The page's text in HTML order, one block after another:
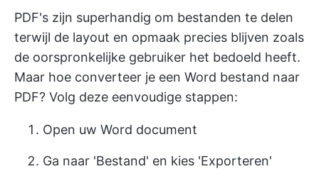
PDF's zijn superhandig om bestanden te delen
terwijl de layout en opmaak precies blijven zoals
de oorspronkelijke gebruiker het bedoeld heeft.
Maar hoe converteer je een Word bestand naar
PDF? Volg deze eenvoudige stappen:
Open uw Word document
Ga naar 'Bestand' en kies 'Exporteren'